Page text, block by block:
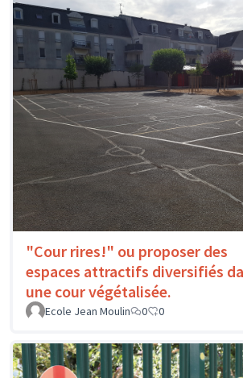
"Cour rires!" ou proposer des
espaces attractifs diversifiés
une cour végétalisée.
Ecole Jean Moulin 0 0